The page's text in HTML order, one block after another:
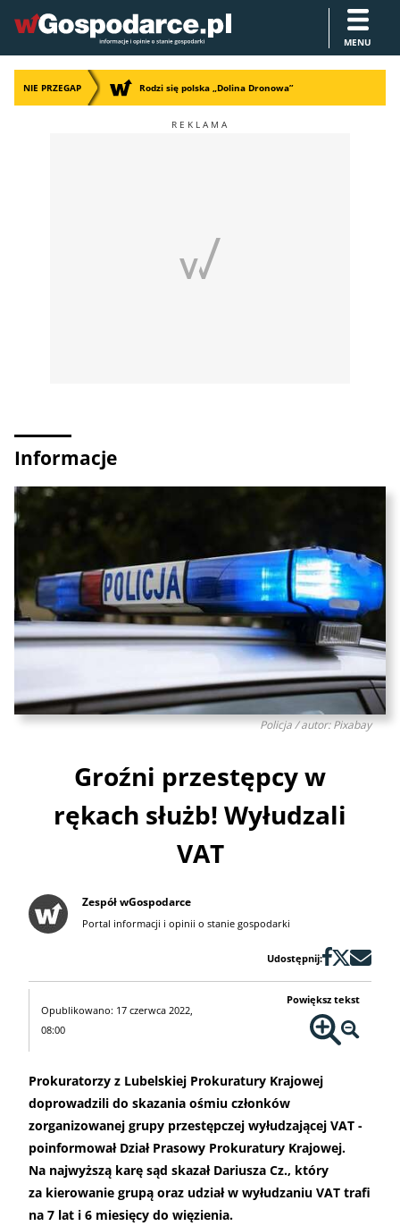
MENU
NIE PRZEGAP Rodzi się polska „Dolina Dronowa”
Informacje
Policja / autor: Pixabay
Groźni przestępcy w
rękach służb! Wyłudzali
VAT
Zespół wGospodarce
Portal informacji i opinii o stanie gospodarki
Udostępnij:
Opublikowano: 17 czerwca 2022,
08:00
Powiększ tekst
Prokuratorzy z Lubelskiej Prokuratury Krajowej
doprowadzili do skazania ośmiu członków
zorganizowanej grupy przestępczej wyłudzającej VAT -
poinformował Dział Prasowy Prokuratury Krajowej.
Na najwyższą karę sąd skazał Dariusza Cz., który
za kierowanie grupą oraz udział w wyłudzaniu VAT trafi
na 7 lat i 6 miesięcy do więzienia.